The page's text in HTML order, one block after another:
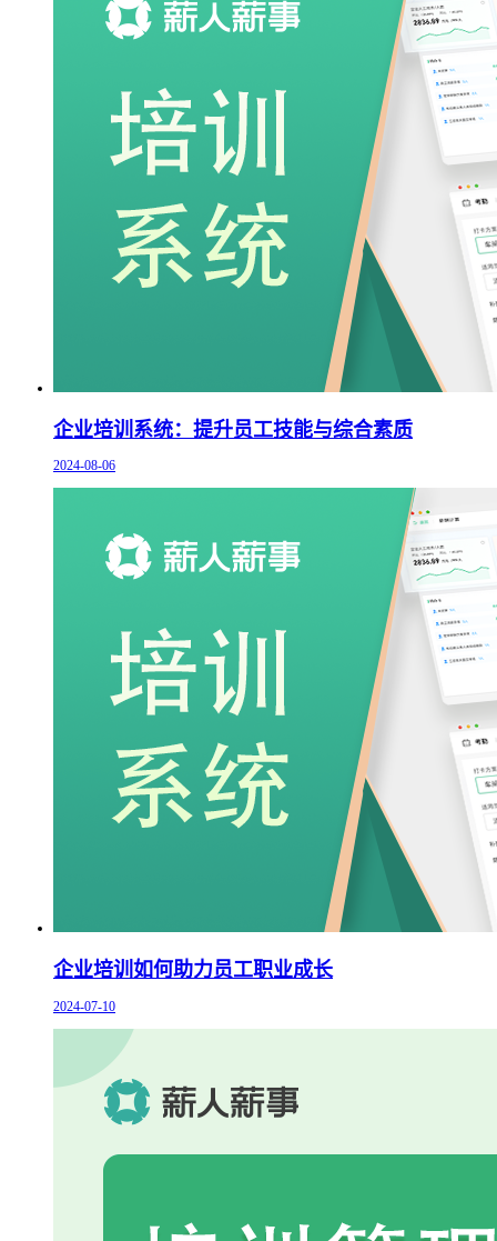
企业培训系统：提升员工技能与综合素质
2024-08-06
企业培训如何助力员工职业成长
2024-07-10